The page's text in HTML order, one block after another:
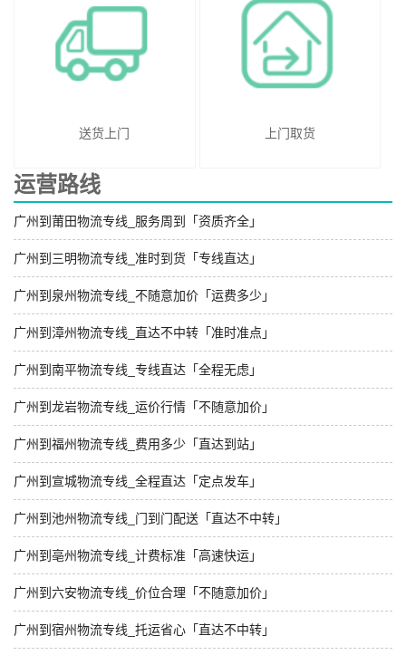
送货上门 上门取货
运营路线
广州到莆田物流专线_服务周到「资质齐全」
广州到三明物流专线_准时到货「专线直达」
广州到泉州物流专线_不随意加价「运费多少」
广州到漳州物流专线_直达不中转「准时准点」
广州到南平物流专线_专线直达「全程无虑」
广州到龙岩物流专线_运价行情「不随意加价」
广州到福州物流专线_费用多少「直达到站」
广州到宣城物流专线_全程直达「定点发车」
广州到池州物流专线_门到门配送「直达不中转」
广州到亳州物流专线_计费标准「高速快运」
广州到六安物流专线_价位合理「不随意加价」
广州到宿州物流专线_托运省心「直达不中转」